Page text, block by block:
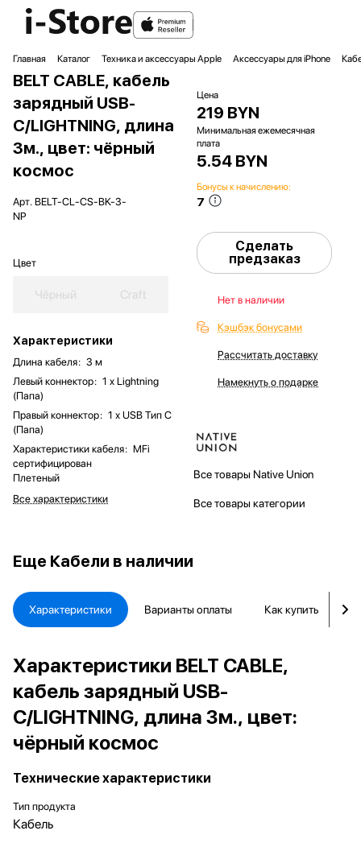
Главная Каталог Техника и аксессуары Apple Аксессуары для iPhone
BELT CABLE, кабель
зарядный USB-
C/LIGHTNING, длина
3м., цвет: чёрный
космос
Арт. BELT-CL-CS-BK-3-
NP
Цвет
Чёрный Craft
Характеристики
Длина кабеля: 3 м
Левый коннектор: 1 x Lightning
(Папа)
Правый коннектор: 1 х USB Тип C
(Папа)
Характеристики кабеля: MFi
cертифицирован
Плетеный
Все характеристики
Цена
219 BYN
Минимальная ежемесячная
плата
5.54 BYN
Бонусы к начислению:
7
Сделать
предзаказ
Нет в наличии
Кэшбэк бонусами
Рассчитать доставку
Намекнуть о подарке
Все товары Native Union
Все товары категории
Еще Кабели в наличии
Характеристики Варианты оплаты Как купить
Характеристики BELT CABLE,
кабель зарядный USB-
C/LIGHTNING, длина 3м., цвет:
чёрный космос
Технические характеристики
Тип продукта
Кабель